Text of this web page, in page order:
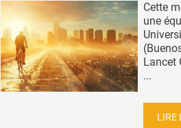
Cette
une
Lancet
...
LIRE